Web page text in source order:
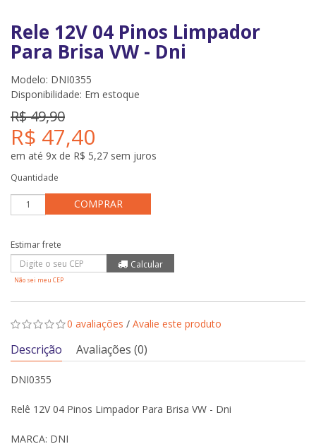
Rele 12V 04 Pinos Limpador
Para Brisa VW - Dni
Modelo: DNI0355
Disponibilidade: Em estoque
R$ 49,90
R$ 47,40
em até 9x de R$ 5,27 sem juros
Quantidade
COMPRAR
Não sei meu CEP
0 avaliações / Avalie este produto
Descrição Avaliações (0)
DNI0355
Relê 12V 04 Pinos Limpador Para Brisa VW - Dni
MARCA: DNI